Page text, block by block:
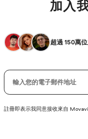
加入
超過 150萬
您的電子郵件
註冊即表示我同意接收來自